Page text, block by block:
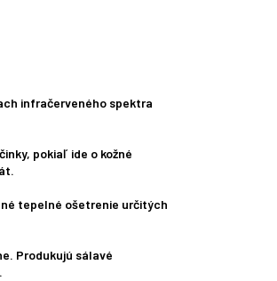
infračerveného spektra
pokiaľ ide o kožné
tepelné ošetrenie určitých
Produkujú sálavé